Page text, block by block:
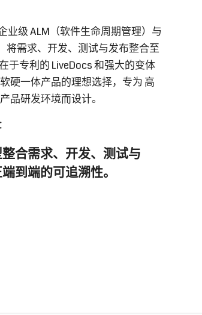
业级 ALM（软件生命周期管理）与
将需求、开发、测试与发布整合至
于专利的 LiveDocs 和强大的变体
硬一体产品的理想选择，专为 高
品研发环境而设计。
合需求、开发、测试与
到端的可追溯性。